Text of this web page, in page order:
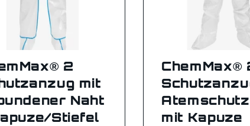
2
mit
Naht
Stiefel
ChemMax®
mit Kapuze